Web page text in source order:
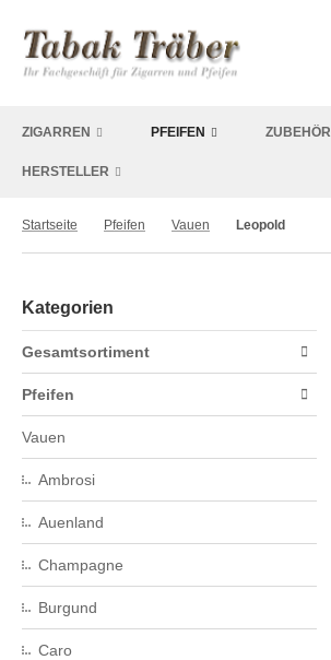
ZIGARREN PFEIFEN ZUBEHÖR
HERSTELLER
Startseite Pfeifen Vauen Leopold
Kategorien
Gesamtsortiment
Pfeifen
Vauen
Ambrosi
Auenland
Champagne
Burgund
Caro